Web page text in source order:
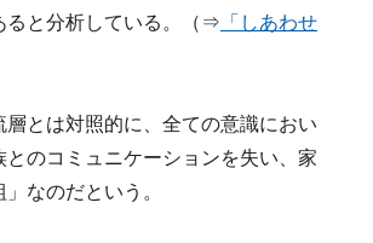
ると分析している。（⇒ 「しあわせ
とは対照的に、全ての意識におい
のコミュニケーションを失い、家
なのだという。